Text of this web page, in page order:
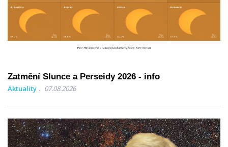
Zatmění Slunce a Perseidy 2026 - info
Aktuality 07.08.2026